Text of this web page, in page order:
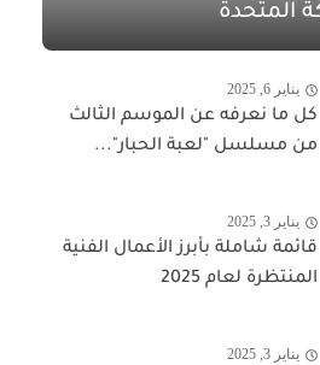
المتحدة
يناير 6, 2025
كل ما نعرفه عن الموسم الثالث
من مسلسل "لعبة الحبار"...
يناير 3, 2025
قائمة شاملة بأبرز الأعمال الفنية
المنتظرة لعام 2025
يناير 3, 2025